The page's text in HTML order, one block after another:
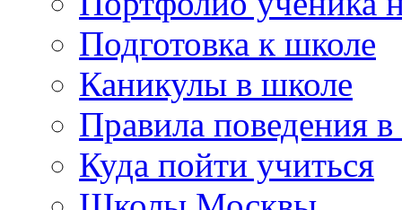
Подготовка к школе
Каникулы в школе
Правила поведения
Куда пойти учиться